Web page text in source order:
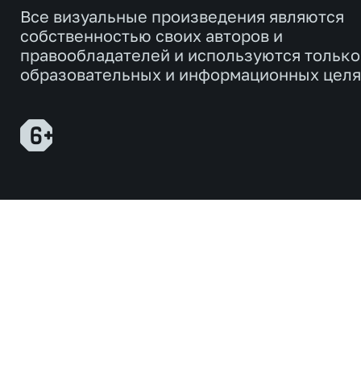
Все визуальные произведения являются
собственностью своих авторов и
правообладателей и используются
образовательных и информационных